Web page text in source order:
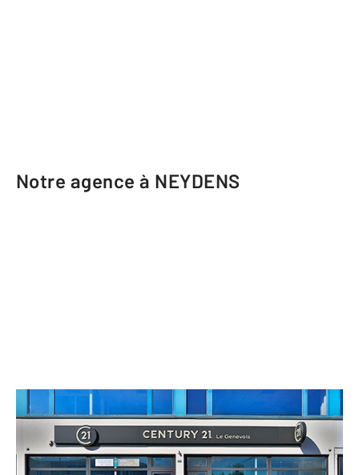
Notre agence à NEYDENS
CENTURY 21 Le Genevois
232 rue du Jura Bâtiment l'Octogne
NEYDENS - 74160